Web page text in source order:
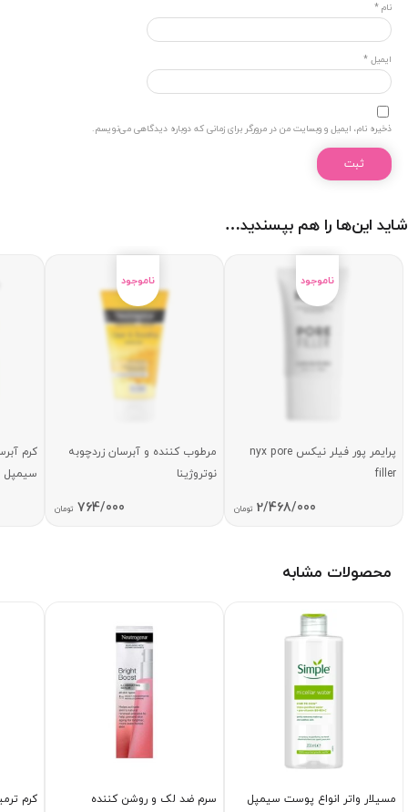
نام *
ایمیل *
ذخیره نام، ایمیل و وبسایت من در مرورگر برای زمانی که دوباره دیدگاهی می‌نویسم.
شاید این‌ها را هم بپسندید…
پرایمر پور فیلر نیکس nyx pore
filler
2/468/000 تومان
مرطوب کننده و آبرسان زردچوبه
نوتروژینا
764/000 تومان
کرم
سیمپل 50 میلی لیتر
محصولات مشابه
مسیلار واتر انواع پوست سیمپل
سرم ضد لک و روشن کننده
کرم